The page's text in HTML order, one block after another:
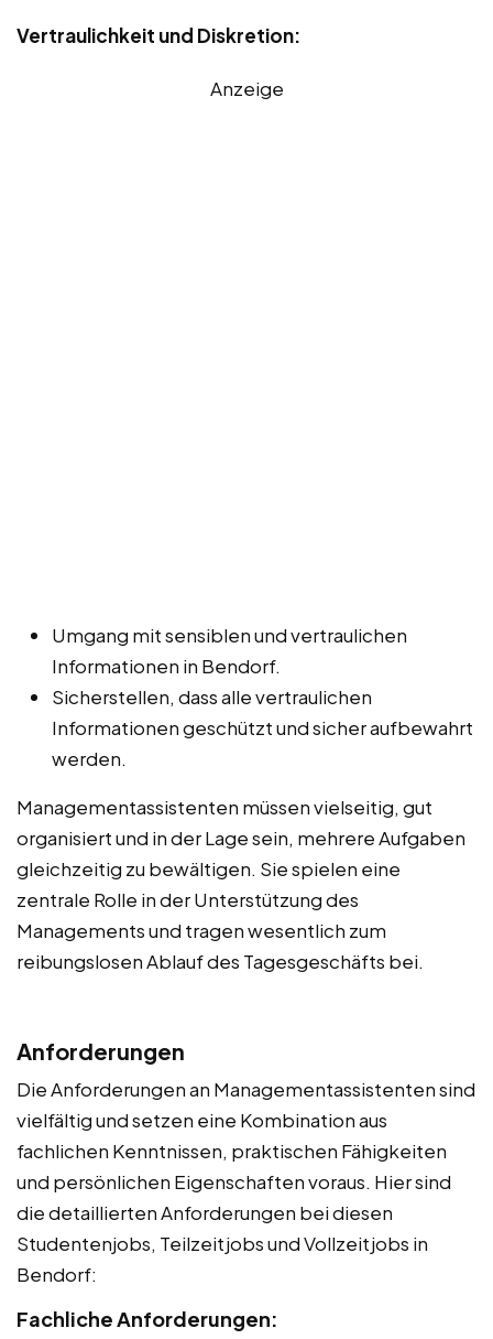
Vertraulichkeit und Diskretion:
Anzeige
Umgang mit sensiblen und vertraulichen
Informationen in Bendorf.
Sicherstellen, dass alle vertraulichen
Informationen geschützt und sicher aufbewahrt
werden.
Managementassistenten müssen vielseitig, gut
organisiert und in der Lage sein, mehrere Aufgaben
gleichzeitig zu bewältigen. Sie spielen eine
zentrale Rolle in der Unterstützung des
Managements und tragen wesentlich zum
reibungslosen Ablauf des Tagesgeschäfts bei.
Anforderungen
Die Anforderungen an Managementassistenten sind
vielfältig und setzen eine Kombination aus
fachlichen Kenntnissen, praktischen Fähigkeiten
und persönlichen Eigenschaften voraus. Hier sind
die detaillierten Anforderungen bei diesen
Studentenjobs, Teilzeitjobs und Vollzeitjobs in
Bendorf:
Fachliche Anforderungen: